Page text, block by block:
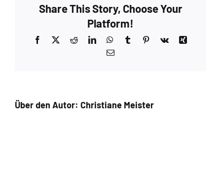
Share This Story, Choose Your
Platform!
Facebook Reddit LinkedInWhatsApp
TumblrPinterest
Vk
E-
Über den Autor: Christiane Meister